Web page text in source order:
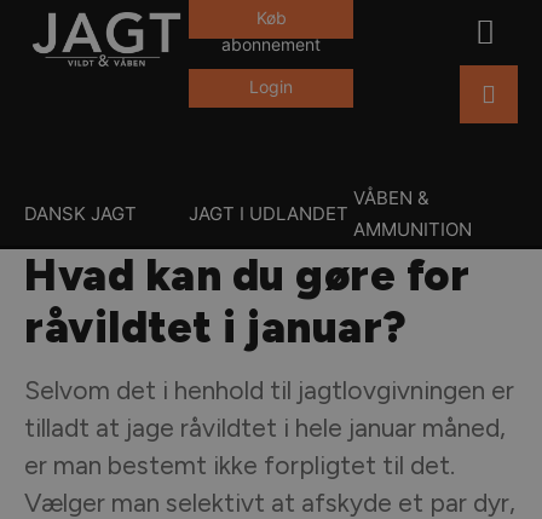
Køb
abonnement
Login
DANSK JAGT JAGT I UDLANDET
VÅBEN &
AMMUNITION
Hvad kan du gøre for
råvildtet i januar?
Selvom det i henhold til jagtlovgivningen er
tilladt at jage råvildtet i hele januar måned,
er man bestemt ikke forpligtet til det.
Vælger man selektivt at afskyde et par dyr,